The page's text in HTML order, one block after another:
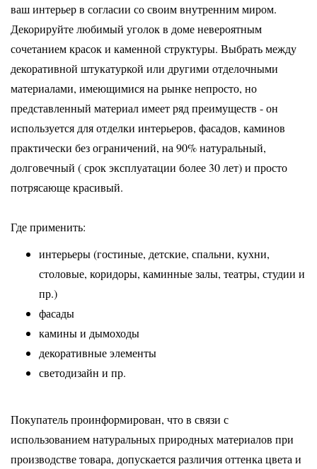
ваш интерьер в согласии со своим внутренним миром.
Декорируйте любимый уголок в доме невероятным
сочетанием красок и каменной структуры. Выбрать между
декоративной штукатуркой или другими отделочными
материалами, имеющимися на рынке непросто, но
представленный материал имеет ряд преимуществ - он
используется для отделки интерьеров, фасадов, каминов
практически без ограничений, на 90% натуральный,
долговечный ( срок эксплуатации более 30 лет) и просто
потрясающе красивый.
Где применить:
интерьеры (гостиные, детские, спальни, кухни,
столовые, коридоры, каминные залы, театры, студии и
пр.)
фасады
камины и дымоходы
декоративные элементы
светодизайн и пр.
Покупатель проинформирован, что в связи с
использованием натуральных природных материалов при
производстве товара, допускается различия оттенка цвета и